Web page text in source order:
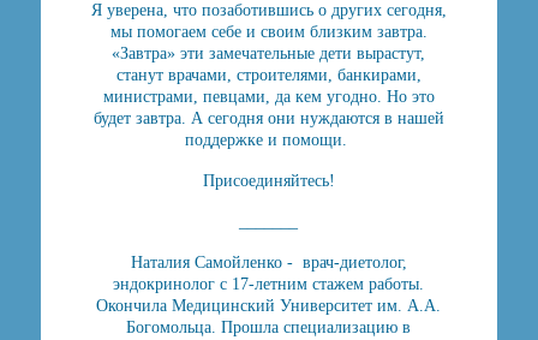
Я уверена, что позаботившись о других сегодня,
мы помогаем себе и своим близким завтра.
«Завтра» эти замечательные дети вырастут,
станут врачами, строителями, банкирами,
министрами, певцами, да кем угодно. Но это
будет завтра. А сегодня они нуждаются в нашей
поддержке и помощи.
Присоединяйтесь!
Наталия Самойленко - врач-диетолог,
эндокринолог с 17-летним стажем работы.
Окончила Медицинский Университет им. А.А.
Богомольца. Прошла специализацию в